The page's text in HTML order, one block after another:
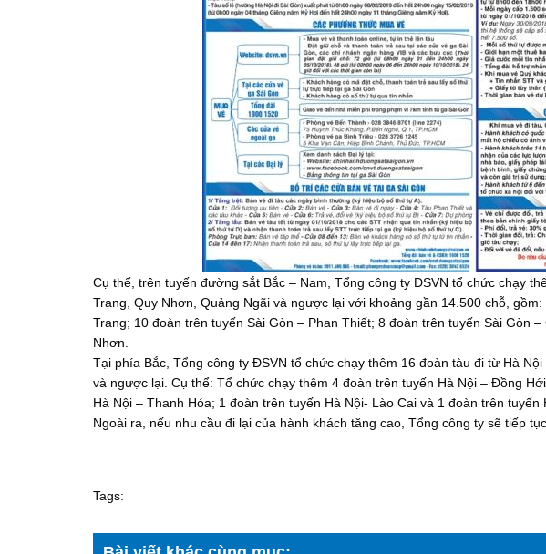
Cụ thể, trên tuyến đường sắt Bắc – Nam, Tổng công ty ĐSVN tổ chức chạy
Trang, Quy Nhơn, Quảng Ngãi và ngược lại với khoảng gần 14.500 chỗ,
Trang; 10 đoàn trên tuyến Sài Gòn – Phan Thiết; 8 đoàn trên tuyến Sài Gòn
Nhơn.
Tại phía Bắc, Tổng công ty ĐSVN tổ chức chạy thêm 16 đoàn tàu đi từ Hà
và ngược lại. Cụ thể: Tổ chức chạy thêm 4 đoàn trên tuyến Hà Nội – Đồng
Hà Nội – Thanh Hóa; 1 đoàn trên tuyến Hà Nội- Lào Cai và 1 đoàn trên tuyến
Ngoài ra, nếu nhu cầu đi lại của hành khách tăng cao, Tổng công ty sẽ tiếp
Tags: